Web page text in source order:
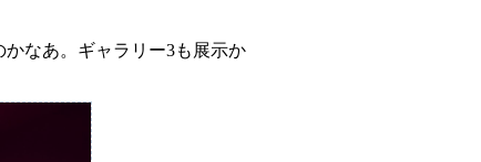
なあ。ギャラリー3も展示か